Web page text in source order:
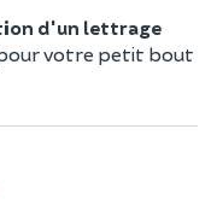
d'un lettrage
votre petit bout